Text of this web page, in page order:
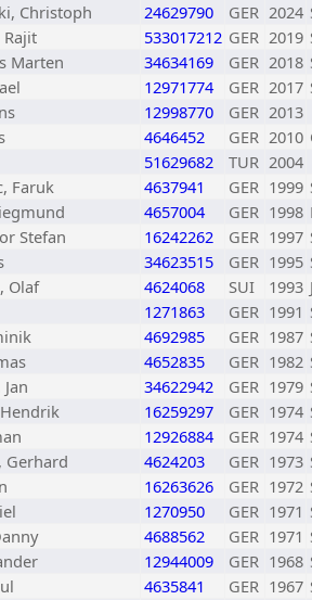
Christoph 24629790 GER 2024
533017212 GER 2019
Marten 34634169 GER 2018
12971774 GER 2017
12998770 GER 2013
4646452 GER 2010
51629682 TUR 2004
Faruk 4637941 GER 1999
4657004 GER 1998
Stefan 16242262 GER 1997
34623515 GER 1995
Olaf 4624068 SUI 1993
1271863 GER 1991
4692985 GER 1987
4652835 GER 1982
34622942 GER 1979
16259297 GER 1974
12926884 GER 1974
Gerhard 4624203 GER 1973
16263626 GER 1972
1270950 GER 1971
4688562 GER 1971
12944009 GER 1968
4635841 GER 1967